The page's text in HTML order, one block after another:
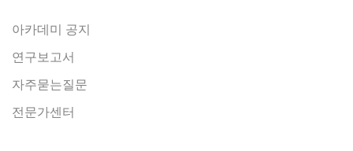
아카데미 공지
연구보고서
자주묻는질문
전문가센터